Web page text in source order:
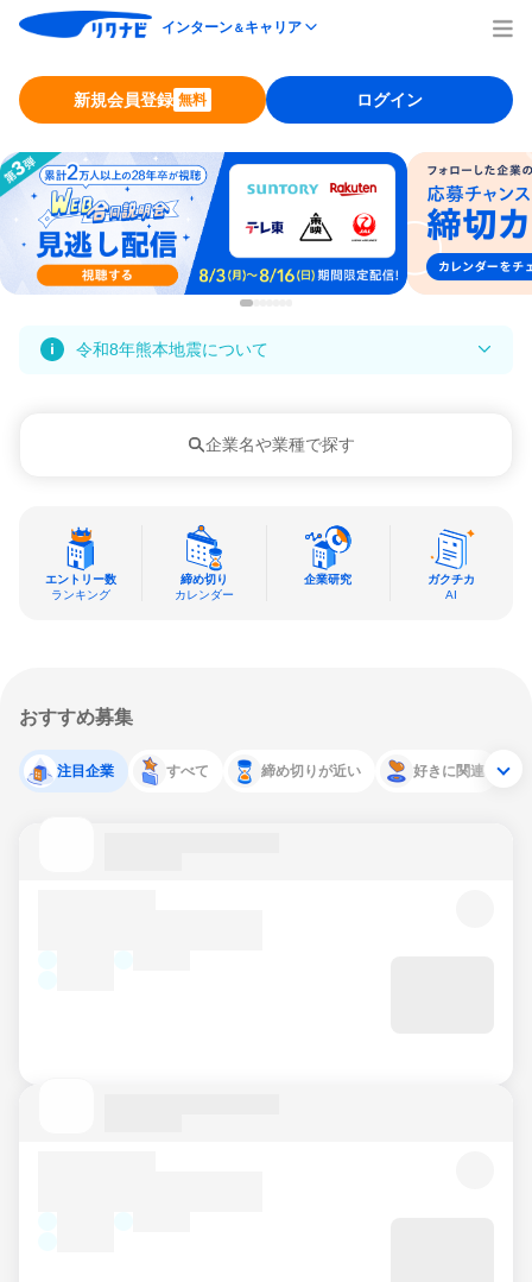
インターン＆キャリア
新規会員登録 無料 ログイン
令和8年熊本地震について
企業名や業種で探す
エントリー数
ランキング
締め切り
カレンダー
企業研究
ガクチカ
AI
おすすめ募集
注目企業 すべて 締め切りが近い 好きに関連